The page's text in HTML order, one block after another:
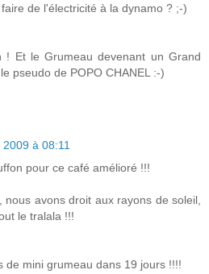
de l'électricité à la dynamo ? ;-)
! Et le Grumeau devenant un Grand
pseudo de POPO CHANEL :-)
à 08:11
pour ce café amélioré !!!
nous avons droit aux rayons de soleil,
le tralala !!!
de mini grumeau dans 19 jours !!!!